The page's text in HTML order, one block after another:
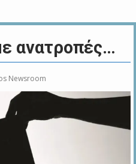
ανατροπές…
Newsroom